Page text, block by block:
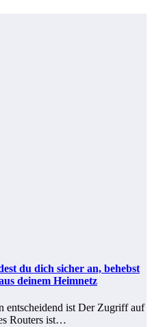
du dich sicher an, behebst
deinem Heimnetz
entscheidend ist Der Zugriff auf
Routers ist…